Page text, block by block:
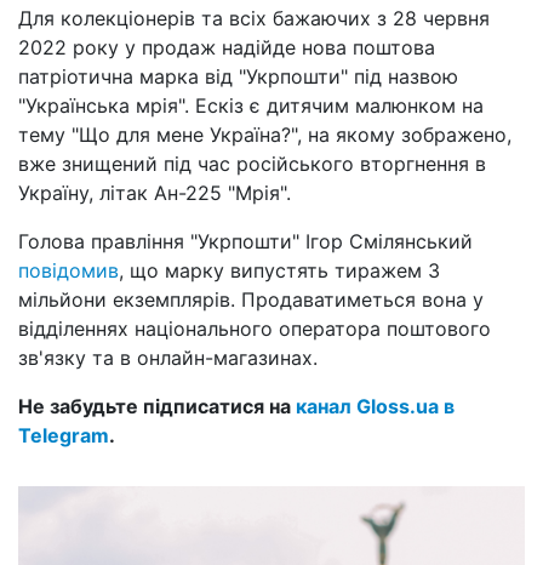
Для колекціонерів та всіх бажаючих з 28 червня
2022 року у продаж надійде нова поштова
патріотична марка від "Укрпошти" під назвою
"Українська мрія". Ескіз є дитячим малюнком на
тему "Що для мене Україна?", на якому зображено,
вже знищений під час російського вторгнення в
Україну, літак Ан-225 "Мрія".
Голова правління "Укрпошти" Ігор Смілянський
повідомив, що марку випустять тиражем 3
мільйони екземплярів. Продаватиметься вона у
відділеннях національного оператора поштового
зв'язку та в онлайн-магазинах.
Не забудьте підписатися на канал Gloss.ua в
Telegram.